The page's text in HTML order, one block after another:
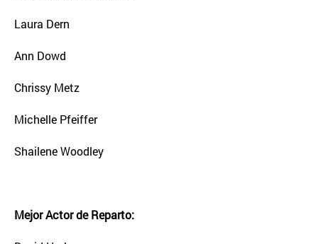
Laura Dern
Ann Dowd
Chrissy Metz
Michelle Pfeiffer
Shailene Woodley
Mejor Actor de Reparto: